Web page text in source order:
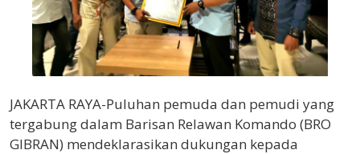
JAKARTA RAYA-Puluhan pemuda dan pemudi yang
tergabung dalam Barisan Relawan Komando (BRO
GIBRAN) mendeklarasikan dukungan kepada